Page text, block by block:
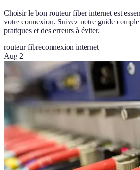
Choisir le bon routeur fiber internet est
votre connexion. Suivez notre guide
pratiques et des erreurs à éviter.
routeur fibreconnexion internet
Aug 2